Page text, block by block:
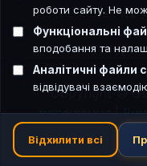
Copyright ©
положення|
Політика
роботи сайту. Не
Функціональні
вподобання та
Аналітичні файли
відвідувачі
Відхилити всі